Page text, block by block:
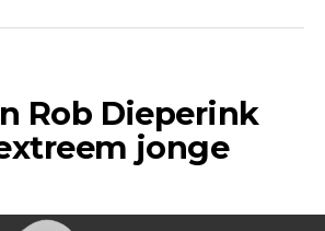
Rob Dieperink
jonge